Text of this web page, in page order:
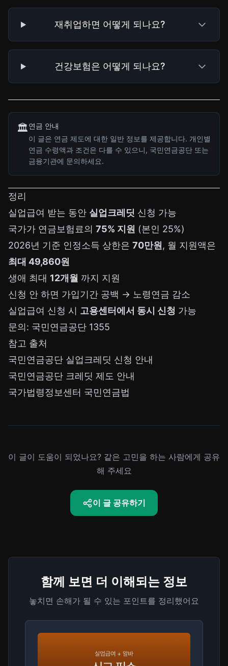
재취업하면 어떻게 되나요?
건강보험은 어떻게 되나요?
🏛️연금 안내
이 글은 연금 제도에 대한 일반 정보를 제공합니다. 개인별
연금 수령액과 조건은 다를 수 있으니, 국민연금공단 또는
금융기관에 문의하세요.
정리
실업급여 받는 동안 실업크레딧 신청 가능
국가가 연금보험료의 75% 지원 (본인 25%)
2026년 기준 인정소득 상한은 70만원, 월 지원액은
최대 49,860원
생애 최대 12개월 까지 지원
신청 안 하면 가입기간 공백 → 노령연금 감소
실업급여 신청 시 고용센터에서 동시 신청 가능
문의: 국민연금공단 1355
참고 출처
국민연금공단 실업크레딧 신청 안내
국민연금공단 크레딧 제도 안내
국가법령정보센터 국민연금법
이 글이 도움이 되었나요? 같은 고민을 하는 사람에게 공유
해 주세요
이 글 공유하기
함께 보면 더 이해되는 정보
놓치면 손해가 될 수 있는 포인트를 정리했어요